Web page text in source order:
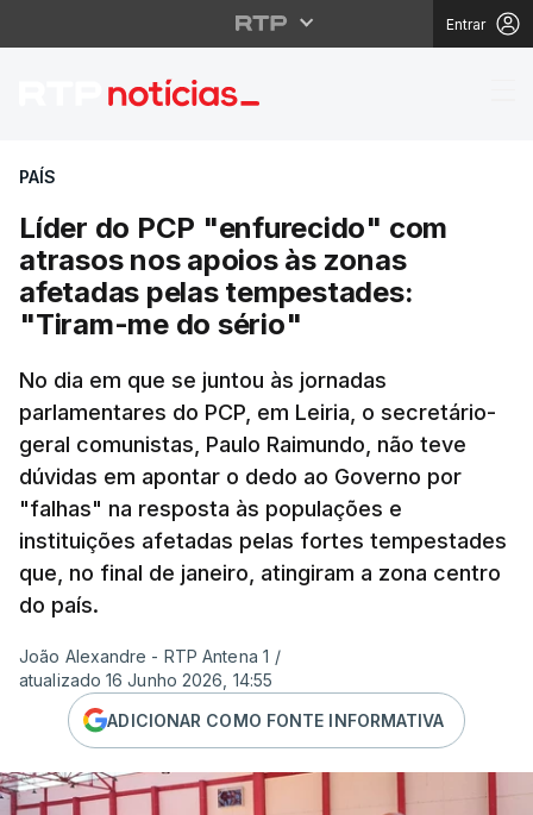
Entrar
Líder do PCP
PAÍS
Líder do PCP "enfurecido" com
atrasos nos apoios às zonas
afetadas pelas tempestades:
"Tiram-me do sério"
No dia em que se juntou às jornadas
parlamentares do PCP, em Leiria, o secretário-
geral comunistas, Paulo Raimundo, não teve
dúvidas em apontar o dedo ao Governo por
"falhas" na resposta às populações e
instituições afetadas pelas fortes tempestades
que, no final de janeiro, atingiram a zona centro
do país.
João Alexandre - RTP Antena 1 /
atualizado 16 Junho 2026, 14:55
ADICIONAR COMO FONTE INFORMATIVA